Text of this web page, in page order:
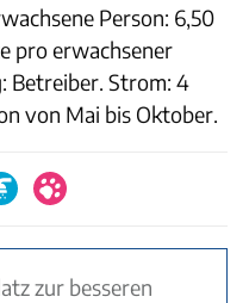
Person: 6,50
pro erwachsener
Betreiber. Strom: 4
von Mai bis Oktober.
zur besseren